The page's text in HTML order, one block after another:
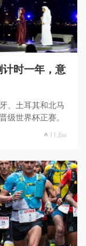
时一年，意
、土耳其和北马
级世界杯正赛。
11.8w